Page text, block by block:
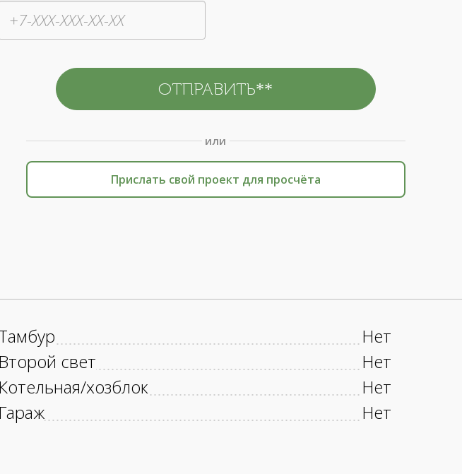
или
Прислать свой проект для просчёта
Нет
Второй свет
Нет
Котельная/хозблок
Нет
Гараж
Нет